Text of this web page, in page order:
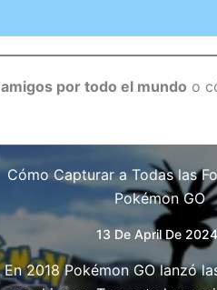
amigos por todo el mundo o
Cómo Capturar a Todas las
Pokémon GO
13 De April De 2024
En 2018 Pokémon GO lanzó